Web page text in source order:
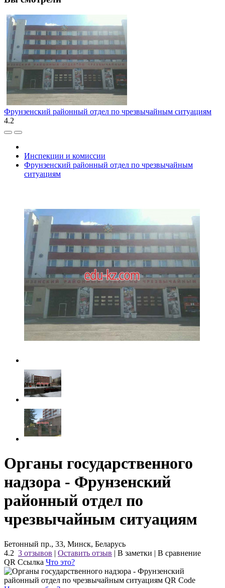
Фрунзенский районный отдел по чрезвычайным ситуациям
4.2
Инспекции и комиссии
Фрунзенский районный отдел по чрезвычайным
ситуациям
Органы государственного
надзора - Фрунзенский
районный отдел по
чрезвычайным ситуациям
Бетонный пр., 33, Минск, Беларусь
4.2 3 отзывов | Оставить отзыв | В заметки | В сравнение
QR Ссылка Что это?